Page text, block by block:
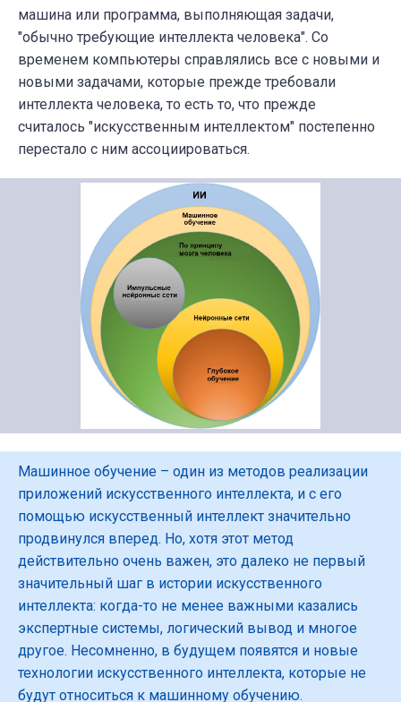
машина или программа, выполняющая задачи,
"обычно требующие интеллекта человека". Со
временем компьютеры справлялись все с новыми и
новыми задачами, которые прежде требовали
интеллекта человека, то есть то, что прежде
считалось "искусственным интеллектом" постепенно
перестало с ним ассоциироваться.
Машинное обучение – один из методов реализации
приложений искусственного интеллекта, и с его
помощью искусственный интеллект значительно
продвинулся вперед. Но, хотя этот метод
действительно очень важен, это далеко не первый
значительный шаг в истории искусственного
интеллекта: когда-то не менее важными казались
экспертные системы, логический вывод и многое
другое. Несомненно, в будущем появятся и новые
технологии искусственного интеллекта, которые не
будут относиться к машинному обучению.